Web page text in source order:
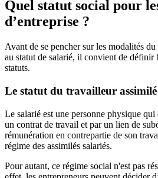
Quel statut social pour
d’entreprise ?
Avant de se pencher sur les modalités du
au statut de salarié, il convient de définir
statuts.
Le statut du travailleur
Le salarié est une personne physique
un contrat de travail et par un lien de
rémunération en contrepartie de son
régime des assimilés salariés.
Pour autant, ce régime social n'est pas